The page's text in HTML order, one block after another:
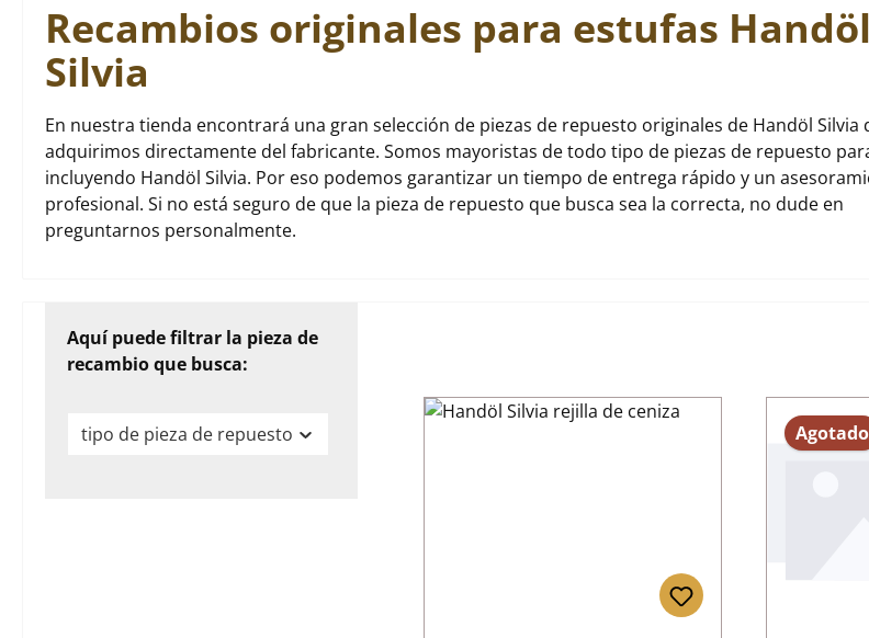
Recambios originales para estufas Handöl
Silvia
En nuestra tienda encontrará una gran selección de piezas de repuesto originales de Handöl Silvia
adquirimos directamente del fabricante. Somos mayoristas de todo tipo de piezas de repuesto
incluyendo Handöl Silvia. Por eso podemos garantizar un tiempo de entrega rápido y un
profesional. Si no está seguro de que la pieza de repuesto que busca sea la correcta, no dude en
preguntarnos personalmente.
Aquí puede filtrar la pieza de
recambio que busca:
tipo de pieza de repuesto Agotado